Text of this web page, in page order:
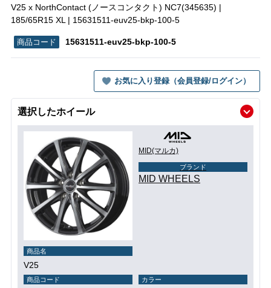
V25 x NorthContact (ノースコンタクト) NC7(345635) |
185/65R15 XL | 15631511-euv25-bkp-100-5
15631511-euv25-bkp-100-5
お気に入り登録（会員登録/ログイン）
選択したホイール
MID(マルカ)
ブランド
MID WHEELS
商品名
V25
商品コード カラー